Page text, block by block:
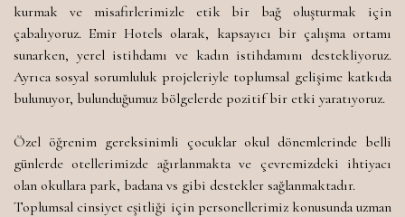
kurmak ve misafirlerimizle etik bir bağ oluşturmak için
çabalıyoruz. Emir Hotels olarak, kapsayıcı bir çalışma ortamı
sunarken, yerel istihdamı ve kadın istihdamını destekliyoruz.
Ayrıca sosyal sorumluluk projeleriyle toplumsal gelişime katkıda
bulunuyor, bulunduğumuz bölgelerde pozitif bir etki yaratıyoruz.
Özel öğrenim gereksinimli çocuklar okul dönemlerinde belli
günlerde otellerimizde ağırlanmakta ve çevremizdeki ihtiyacı
olan okullara park, badana vs gibi destekler sağlanmaktadır.
Toplumsal cinsiyet eşitliği için personellerimiz konusunda uzman